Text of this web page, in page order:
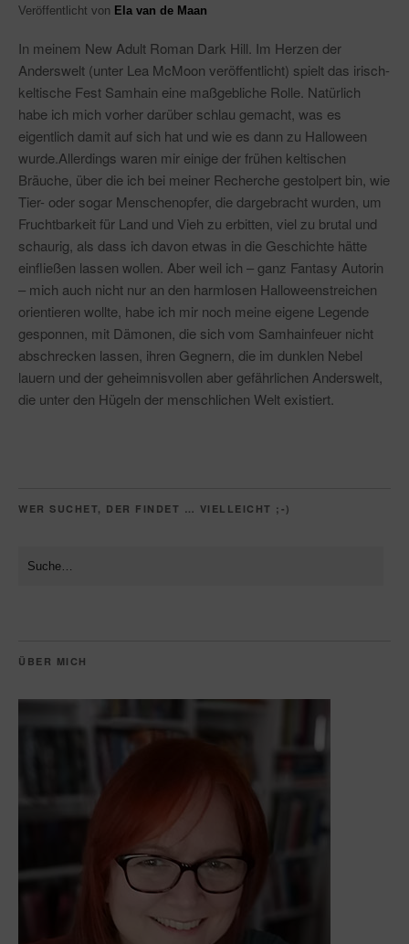
Veröffentlicht von Ela van de Maan
In meinem New Adult Roman Dark Hill. Im Herzen der
Anderswelt (unter Lea McMoon veröffentlicht) spielt das irisch-
keltische Fest Samhain eine maßgebliche Rolle. Natürlich
habe ich mich vorher darüber schlau gemacht, was es
eigentlich damit auf sich hat und wie es dann zu Halloween
wurde.Allerdings waren mir einige der frühen keltischen
Bräuche, über die ich bei meiner Recherche gestolpert bin, wie
Tier- oder sogar Menschenopfer, die dargebracht wurden, um
Fruchtbarkeit für Land und Vieh zu erbitten, viel zu brutal und
schaurig, als dass ich davon etwas in die Geschichte hätte
einfließen lassen wollen. Aber weil ich – ganz Fantasy Autorin
– mich auch nicht nur an den harmlosen Halloweenstreichen
orientieren wollte, habe ich mir noch meine eigene Legende
gesponnen, mit Dämonen, die sich vom Samhainfeuer nicht
abschrecken lassen, ihren Gegnern, die im dunklen Nebel
lauern und der geheimnisvollen aber gefährlichen Anderswelt,
die unter den Hügeln der menschlichen Welt existiert.
WER SUCHET, DER FINDET … VIELLEICHT ;-)
ÜBER MICH